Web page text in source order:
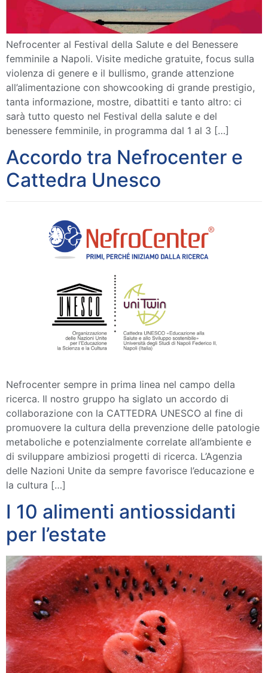
Nefrocenter al Festival della Salute e del Benessere
femminile a Napoli. Visite mediche gratuite, focus sulla
violenza di genere e il bullismo, grande attenzione
all’alimentazione con showcooking di grande prestigio,
tanta informazione, mostre, dibattiti e tanto altro: ci
sarà tutto questo nel Festival della salute e del
benessere femminile, in programma dal 1 al 3 […]
Accordo tra Nefrocenter e
Cattedra Unesco
Nefrocenter sempre in prima linea nel campo della
ricerca. Il nostro gruppo ha siglato un accordo di
collaborazione con la CATTEDRA UNESCO al fine di
promuovere la cultura della prevenzione delle patologie
metaboliche e potenzialmente correlate all’ambiente e
di sviluppare ambiziosi progetti di ricerca. L’Agenzia
delle Nazioni Unite da sempre favorisce l’educazione e
la cultura […]
I 10 alimenti antiossidanti
per l’estate